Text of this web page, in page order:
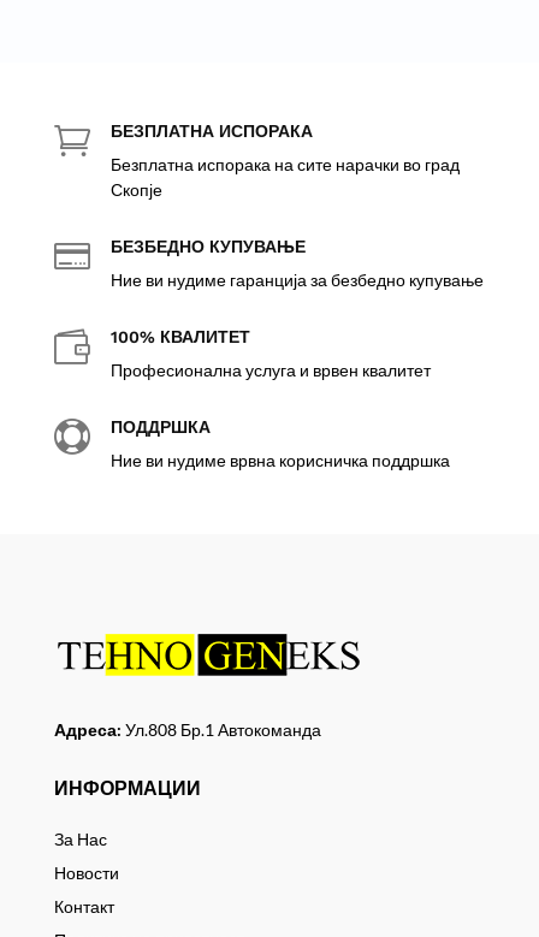
 БЕЗПЛАТНА ИСПОРАКА
Безплатна испорака на сите нарачки во град
Скопје
 БЕЗБЕДНО КУПУВАЊЕ
Ние ви нудиме гаранција за безбедно купување
 100% КВАЛИТЕТ
Професионална услуга и врвен квалитет
 ПОДДРШКА
Ние ви нудиме врвна корисничка поддршка
Адреса: Ул.808 Бр.1 Автокоманда
ИНФОРМАЦИИ
За Нас
Новости
Контакт